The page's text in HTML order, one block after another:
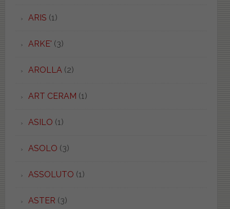
ARIS (1)
ARKE' (3)
AROLLA (2)
ART CERAM (1)
ASILO (1)
ASOLO (3)
ASSOLUTO (1)
ASTER (3)